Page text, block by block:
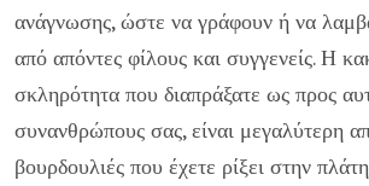
ανάγνωσης, ώστε να γράφουν ή να
από απόντες φίλους και συγγενείς. Η
σκληρότητα που διαπράξατε ως προς
συνανθρώπους σας, είναι μεγαλύτερη
βουρδουλιές που έχετε ρίξει στην